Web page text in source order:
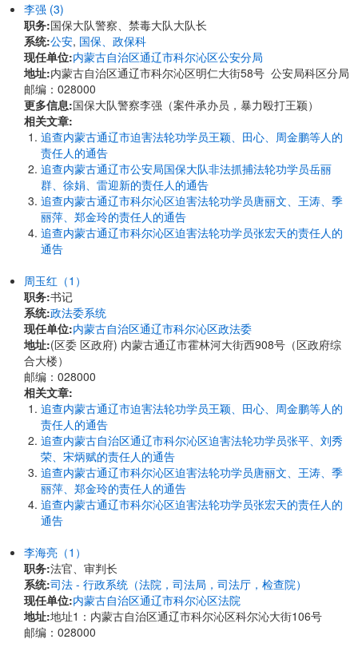
李强 (3)
职务:国保大队警察、禁毒大队大队长
系统:公安, 国保、政保科
现任单位:内蒙古自治区通辽市科尔沁区公安分局
地址:内蒙古自治区通辽市科尔沁区明仁大街58号 公安局科区分局
邮编：028000
更多信息:国保大队警察李强（案件承办员，暴力殴打王颖）
相关文章:
追查内蒙古通辽市迫害法轮功学员王颖、田心、周金鹏等人的
责任人的通告
追查内蒙古通辽市公安局国保大队非法抓捕法轮功学员岳丽
群、徐娟、雷迎新的责任人的通告
追查内蒙古通辽市科尔沁区迫害法轮功学员唐丽文、王涛、季
丽萍、郑金玲的责任人的通告
追查内蒙古通辽市科尔沁区迫害法轮功学员张宏天的责任人的
通告
周玉红（1）
职务:书记
系统:政法委系统
现任单位:内蒙古自治区通辽市科尔沁区政法委
地址:(区委 区政府) 内蒙古通辽市霍林河大街西908号（区政府综
合大楼）
邮编：028000
相关文章:
追查内蒙古通辽市迫害法轮功学员王颖、田心、周金鹏等人的
责任人的通告
追查内蒙古自治区通辽市科尔沁区迫害法轮功学员张平、刘秀
荣、宋炳赋的责任人的通告
追查内蒙古通辽市科尔沁区迫害法轮功学员唐丽文、王涛、季
丽萍、郑金玲的责任人的通告
追查内蒙古通辽市科尔沁区迫害法轮功学员张宏天的责任人的
通告
李海亮（1）
职务:法官、审判长
系统:司法 - 行政系统（法院，司法局，司法厅，检查院）
现任单位:内蒙古自治区通辽市科尔沁区法院
地址:地址1：内蒙古自治区通辽市科尔沁区科尔沁大街106号
邮编：028000